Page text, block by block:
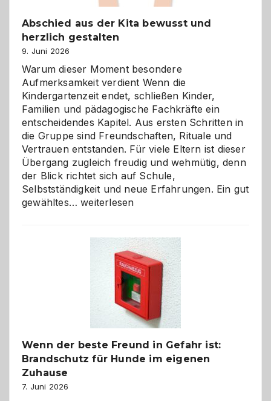
Abschied aus der Kita bewusst und
herzlich gestalten
9. Juni 2026
Warum dieser Moment besondere
Aufmerksamkeit verdient Wenn die
Kindergartenzeit endet, schließen Kinder,
Familien und pädagogische Fachkräfte ein
entscheidendes Kapitel. Aus ersten Schritten in
die Gruppe sind Freundschaften, Rituale und
Vertrauen entstanden. Für viele Eltern ist dieser
Übergang zugleich freudig und wehmütig, denn
der Blick richtet sich auf Schule,
Selbstständigkeit und neue Erfahrungen. Ein gut
gewähltes…Abschied
bewusst
herzlich
gestalten
weiterlesen
Wenn der beste Freund in Gefahr ist:
Brandschutz für Hunde im eigenen
Zuhause
7. Juni 2026